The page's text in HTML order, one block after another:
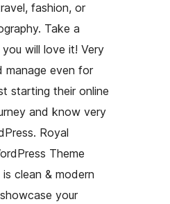
fashion, or
Take a
will love it! Very
manage even for
starting their online
and know very
Royal
Theme
clean & modern
your